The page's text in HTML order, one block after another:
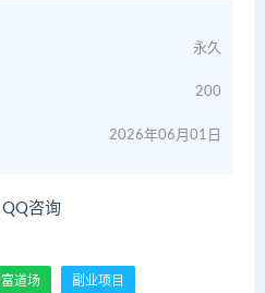
永久
200
2026年06月01日
咨询
道场 副业项目